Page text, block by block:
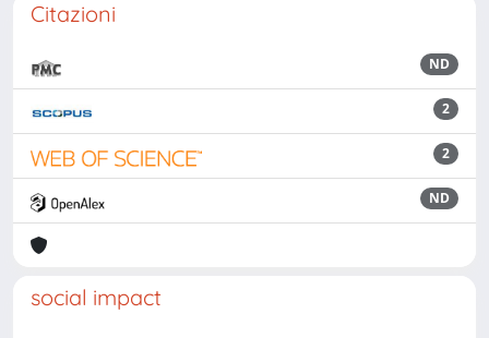
Citazioni
ND
2
2
ND
social impact